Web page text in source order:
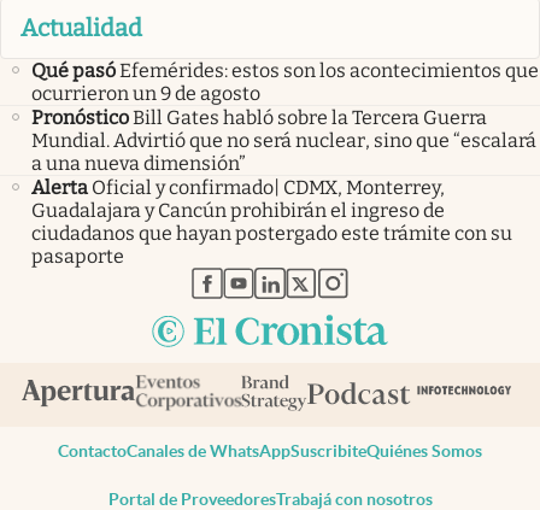
Actualidad
Qué pasóEfemérides: estos son los acontecimientos que
ocurrieron un 9 de agosto
PronósticoBill Gates habló sobre la Tercera Guerra
Mundial. Advirtió que no será nuclear, sino que “escalará
a una nueva dimensión”
Alerta Oficial y confirmado| CDMX, Monterrey,
Guadalajara y Cancún prohibirán el ingreso de
ciudadanos que hayan postergado este trámite con su
pasaporte
abre en nueva pestaña
abre en nueva pestaña
abre en nueva pestaña
abre en nueva pestaña
abre en nueva pestaña
ContactoCanales de WhatsAppSuscribiteQuiénes Somos
Portal de ProveedoresTrabajá con nosotros